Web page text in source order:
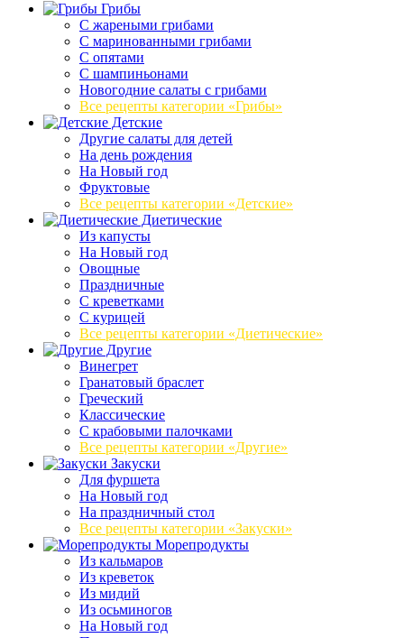
Грибы
C жареными грибами
C маринованными грибами
C опятами
C шампиньонами
Новогодние салаты с грибами
Все рецепты категории «Грибы»
Детские
Другие салаты для детей
На день рождения
На Новый год
Фруктовые
Все рецепты категории «Детские»
Диетические
Из капусты
На Новый год
Овощные
Праздничные
С креветками
С курицей
Все рецепты категории «Диетические»
Другие
Винегрет
Гранатовый браслет
Греческий
Классические
С крабовыми палочками
Все рецепты категории «Другие»
Закуски
Для фуршета
На Новый год
На праздничный стол
Все рецепты категории «Закуски»
Морепродукты
Из кальмаров
Из креветок
Из мидий
Из осьминогов
На Новый год